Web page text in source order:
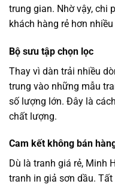
trung gian. Nhờ vậy, chi
khách hàng rẻ hơn
Bộ sưu tập chọn lọc
Thay vì dàn trải nhiều
trung vào những mẫu
số lượng lớn. Đây là
chất lượng.
Cam kết không bán
Dù là tranh giá rẻ, Minh
tranh in giả sơn dầu.